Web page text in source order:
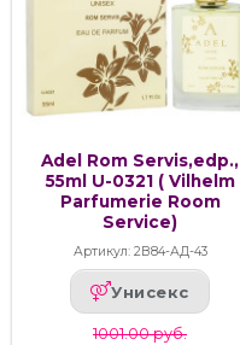
Adel Rom Servis,edp.,
55ml U-0321 ( Vilhelm
Parfumerie Room
Service)
Артикул: 2В84-АД-43
Унисекс
1001.00 руб.